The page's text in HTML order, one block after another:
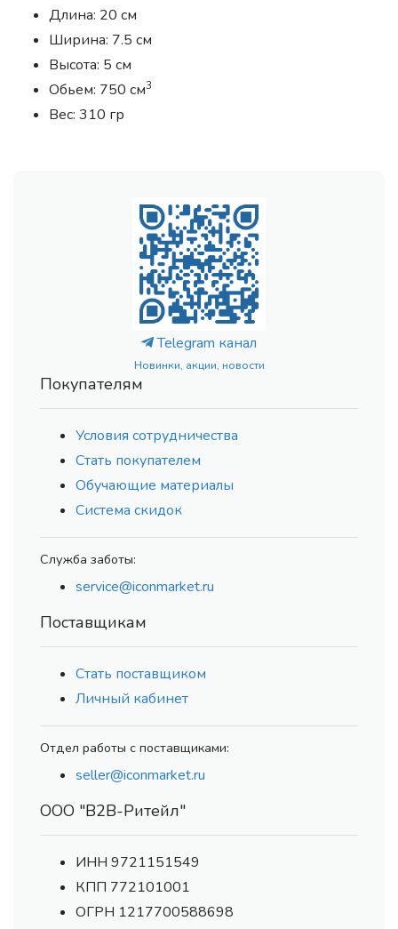
Длина: 20 см
Ширина: 7.5 см
Высота: 5 см
Обьем: 750 см3
Вес: 310 гр
Telegram канал
Новинки, акции, новости
Покупателям
Условия сотрудничества
Стать покупателем
Обучающие материалы
Система скидок
Служба заботы:
service@iconmarket.ru
Поставщикам
Стать поставщиком
Личный кабинет
Отдел работы с поставщиками:
seller@iconmarket.ru
ООО "В2В-Ритейл"
ИНН 9721151549
КПП 772101001
ОГРН 1217700588698